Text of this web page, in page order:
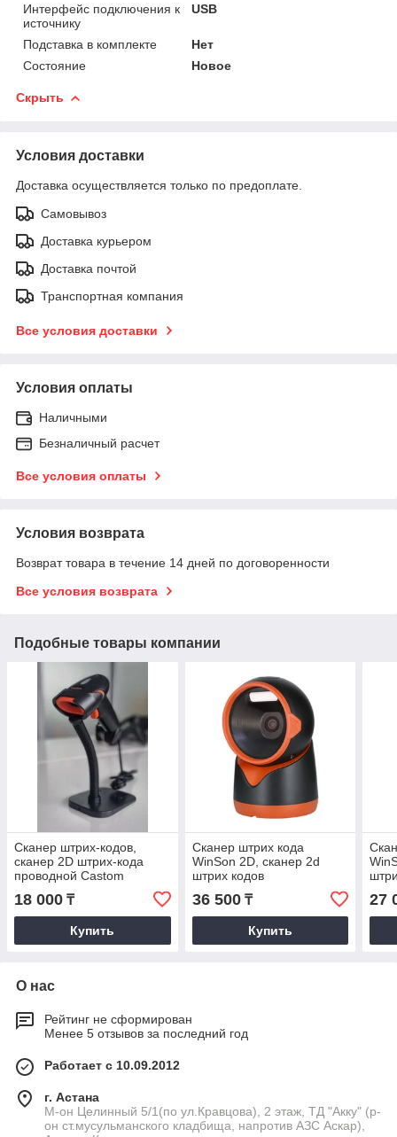
Интерфейс подключения к
источнику
USB
Подставка в комплекте
Нет
Состояние
Новое
Скрыть
Условия доставки
Доставка осуществляется только по предоплате.
Самовывоз
Доставка курьером
Доставка почтой
Транспортная компания
Все условия доставки
Условия оплаты
Наличными
Безналичный расчет
Все условия оплаты
Условия возврата
Возврат товара в течение 14 дней по договоренности
Все условия возврата
Подобные товары компании
Сканер штрих-кодов,
сканер 2D штрих-кода
проводной Castom
18 000 ₸
Купить
Сканер штрих кода
WinSon 2D, сканер 2d
штрих кодов
36 500₸
Купить
27
О нас
Рейтинг не сформирован
Менее 5 отзывов за последний год
Работает с 10.09.2012
г. Астана
М-он Целинный 5/1(по ул.Кравцова), 2 этаж, ТД "Акку" (р-
он ст.мусульманского кладбища, напротив АЗС Аскар),